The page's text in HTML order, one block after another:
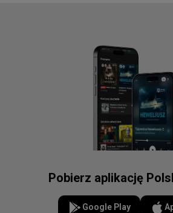
Pobierz aplikację
Google Play